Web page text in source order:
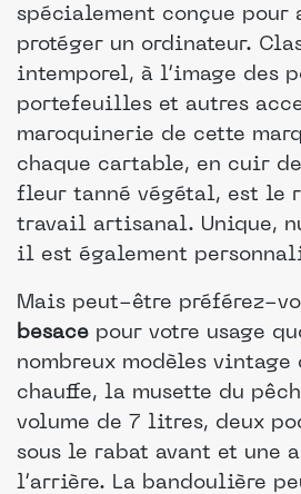
spécialement conçue
protéger un ordinateur.
intemporel, à l’image des
portefeuilles et autres
maroquinerie de cette
chaque cartable, en cuir
fleur tanné végétal, est le
travail artisanal. Unique,
il est également
Mais peut-être préférez-
besace pour votre usage
nombreux modèles vintage
chauffe, la musette du
volume de 7 litres, deux
sous le rabat avant et une
l’arrière. La bandoulière